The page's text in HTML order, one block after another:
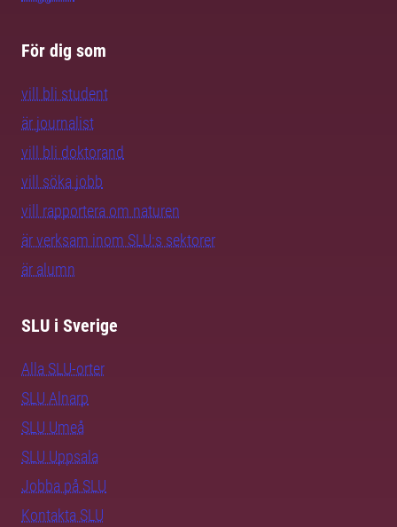
För dig som
vill bli student
är journalist
vill bli doktorand
vill söka jobb
vill rapportera om naturen
är verksam inom SLU:s sektorer
är alumn
SLU i Sverige
Alla SLU-orter
SLU Alnarp
SLU Umeå
SLU Uppsala
Jobba på SLU
Kontakta SLU